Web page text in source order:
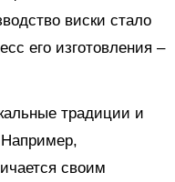
виски стало
его изготовления –
традиции и
Например,
своим